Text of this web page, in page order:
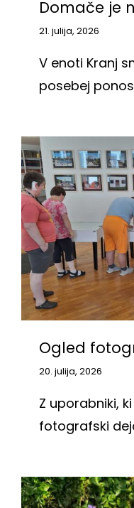
Domače je
21. julija, 2026
V enoti Kranj
posebej
Ogled
20. julija, 2026
Z uporabniki,
fotografski